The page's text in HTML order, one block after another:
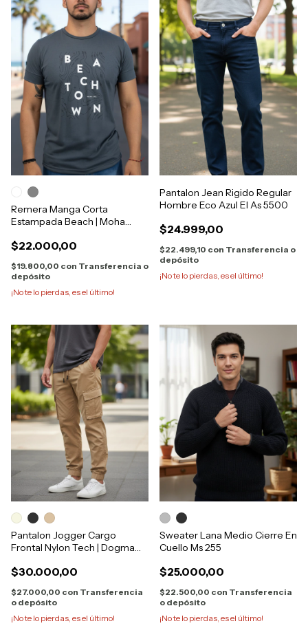
Remera Manga Corta
Estampada Beach | Moha
$22.000,00
$19.800,00 con Transferencia o
depósito
¡No te lo pierdas, es el último!
Pantalon Jean Rigido Regular
Hombre Eco Azul El As 5500
$24.999,00
$22.499,10 con Transferencia o
depósito
¡No te lo pierdas, es el último!
Pantalon Jogger Cargo
Frontal Nylon Tech | Dogma
$30.000,00
$27.000,00 con Transferencia
o depósito
¡No te lo pierdas, es el último!
Sweater Lana Medio Cierre En
Cuello Ms 255
$25.000,00
$22.500,00 con Transferencia
o depósito
¡No te lo pierdas, es el último!